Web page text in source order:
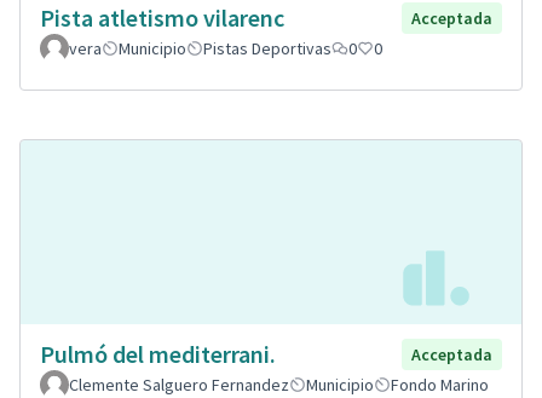
Pista atletismo vilarenc
Acceptada
vera
Municipio Pistas Deportivas 0 0
Pulmó del mediterrani.
Acceptada
Clemente Salguero Fernandez
Municipio
Fondo Marino